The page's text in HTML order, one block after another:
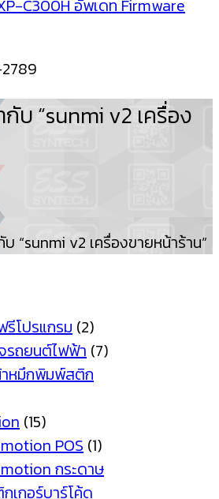
C300H อัพเดท Firmware
บ “sunmi v2 เครื่อง
“sunmi v2 เครื่องขายหน้าร้าน”
โปรแกรม (2)
รถยนต์ไฟฟ้า (7)
หมึกพิมพ์สติก
(15)
POS (1)
กระดาษ
เกอร์บาร์โค้ด